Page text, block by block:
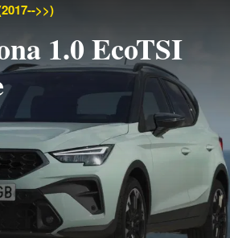
>>)
1.0 EcoTSI